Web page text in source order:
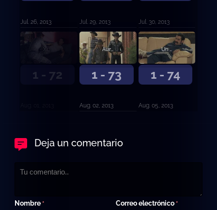
Jul. 26, 2013 Jul. 29, 2013 Jul. 30, 2013
1 - 72
Ximena le dice a Aurelio que lo traicionó con la policía
1 - 73
Aurelio Casillas planea su venganza contra sus enemigos
Aug. 02, 2013
1 - 74
Un nuevo Rostro
Aug. 05, 2013
Deja un comentario
Nombre * Correo electrónico *